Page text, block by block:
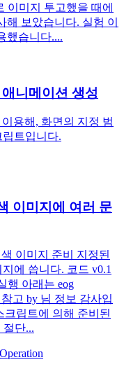
이미지 투고했을 때에
보았습니다. 실험 이
했습니다....
니메이션 생성
이용해, 화면의 지정 범
트입니다.
이미지에 여러 문
이미지 준비 지정된
에 씁니다. 코드 v0.1
행 아래는 eog
고 by 님 정보 감사입
립트에 의해 준비된
단...